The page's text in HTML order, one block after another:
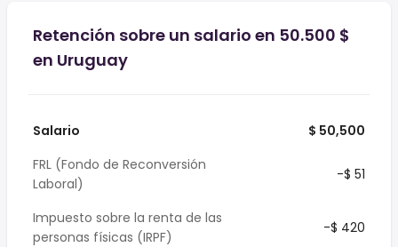
Retención sobre un salario en 50.500 $
en Uruguay
Salario
$ 50,500
FRL (Fondo de Reconversión
Laboral)
-$ 51
Impuesto sobre la renta de las
personas físicas (IRPF)
-$ 420